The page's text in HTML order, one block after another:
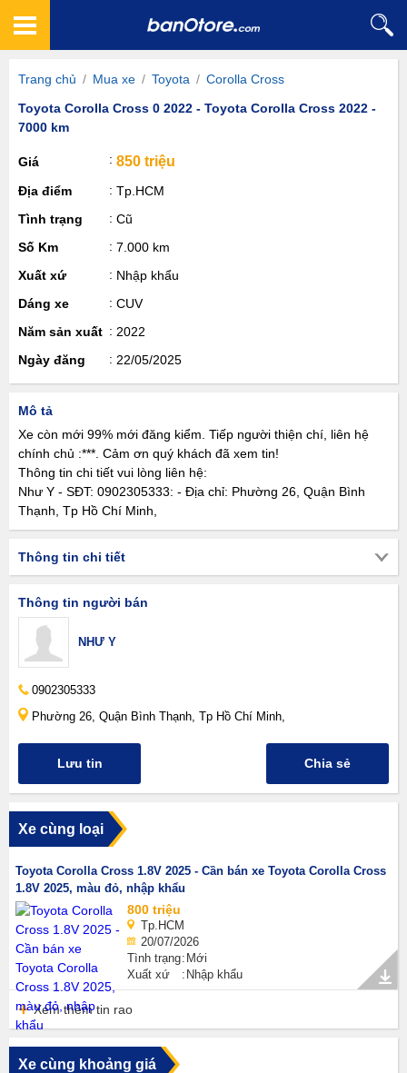
Trang chủ / Mua xe / Toyota / Corolla Cross
Toyota Corolla Cross 0 2022 - Toyota Corolla Cross 2022 -
7000 km
Giá 850 triệu
Địa điểm
Tp.HCM
Tình trạng
Cũ
Số Km
7.000 km
Xuất xứ
Nhập khẩu
Dáng xe
CUV
Năm sản xuất
2022
Ngày đăng
22/05/2025
Mô tả
Xe còn mới 99% mới đăng kiểm. Tiếp người thiện chí, liên hệ
chính chủ :***. Cảm ơn quý khách đã xem tin!
Thông tin chi tiết vui lòng liên hệ:
Như Y - SĐT: 0902305333: - Địa chỉ: Phường 26, Quận Bình
Thạnh, Tp Hồ Chí Minh,
Thông tin chi tiết
Thông tin người bán
NHƯ Y
0902305333
Phường 26, Quận Bình Thạnh, Tp Hồ Chí Minh,
Lưu tin Chia sẻ
Xe cùng loại
Toyota Corolla Cross 1.8V 2025 - Cần bán xe Toyota Corolla Cross
1.8V 2025, màu đỏ, nhập khẩu
800 triệu
Tp.HCM
20/07/2026
Tình trạng Mới
Xuất xứ
Nhập khẩu
Xem thêm tin rao
Xe cùng khoảng giá